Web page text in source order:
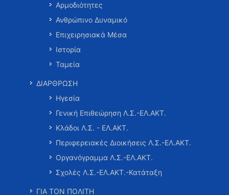
Αρμοδιότητες
Ανθρώπινο Δυναμικό
Επιχειρησιακά Μέσα
Ιστορία
Ταμεία
ΔΙΑΡΘΡΩΣΗ
Ηγεσία
Γενική Επιθεώρηση Λ.Σ.-ΕΛ.ΑΚΤ.
Κλάδοι Λ.Σ. - ΕΛ.ΑΚΤ.
Περιφερειακές Διοικήσεις Λ.Σ.-ΕΛ.ΑΚΤ.
Οργανόγραμμα Λ.Σ.-ΕΛ.ΑΚΤ.
Σχολές Λ.Σ.-ΕΛ.ΑΚΤ.-Κατάταξη
ΓΙΑ ΤΟΝ ΠΟΛΙΤΗ